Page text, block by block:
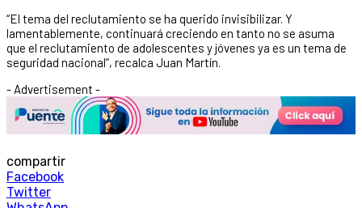
“El tema del reclutamiento se ha querido invisibilizar. Y
lamentablemente, continuará creciendo en tanto no se asuma
que el reclutamiento de adolescentes y jóvenes ya es un tema de
seguridad nacional”, recalca Juan Martín.
- Advertisement -
compartir
Facebook
Twitter